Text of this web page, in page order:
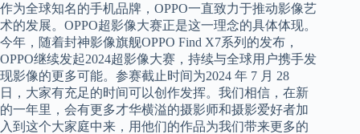
作为全球知名的手机品牌，OPPO一直致力于推动影像艺
术的发展。OPPO超影像大赛正是这一理念的具体体现。
今年，随着封神影像旗舰OPPO Find X7系列的发布，
OPPO继续发起2024超影像大赛，持续与全球用户携手发
现影像的更多可能。参赛截止时间为2024 年 7 月 28
日，大家有充足的时间可以创作发挥。我们相信，在新
的一年里，会有更多才华横溢的摄影师和摄影爱好者加
入到这个大家庭中来，用他们的作品为我们带来更多的